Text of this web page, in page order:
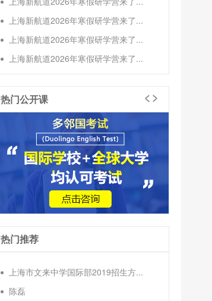
上海新航道2026年寒假研学营来了...
上海新航道2026年寒假研学营来了...
上海新航道2026年寒假研学营来了...
热门公开课
热门推荐
上海市文来中学国际部2019招生方...
陈磊